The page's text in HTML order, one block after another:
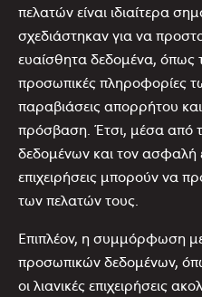
πελατών είναι ιδιαίτερα
σχεδιάστηκαν για να
ευαίσθητα δεδομένα, όπως
προσωπικές πληροφορίες
παραβιάσεις απορρήτου
πρόσβαση. Έτσι, μέσα από
δεδομένων και τον ασφαλή
επιχειρήσεις μπορούν να
των πελατών τους.
Επιπλέον, η συμμόρφωση
προσωπικών δεδομένων,
οι λιανικές επιχειρήσεις